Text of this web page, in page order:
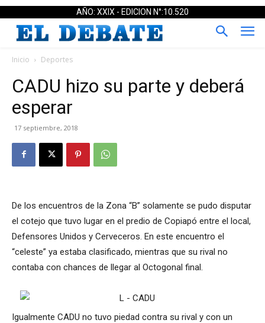
AÑO: XXIX - EDICION N°:10.520
Inicio Deportes
CADU hizo su parte y deberá
esperar
17 septiembre, 2018
De los encuentros de la Zona “B” solamente se pudo disputar
el cotejo que tuvo lugar en el predio de Copiapó entre el local,
Defensores Unidos y Cerveceros. En este encuentro el
“celeste” ya estaba clasificado, mientras que su rival no
contaba con chances de llegar al Octogonal final.
Igualmente CADU no tuvo piedad contra su rival y con un